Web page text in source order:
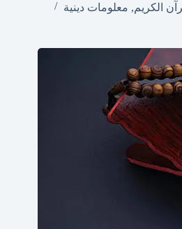
الكريم, معلومات دينية